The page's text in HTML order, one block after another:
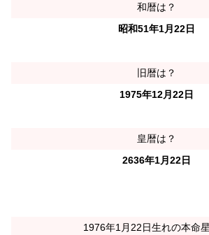
和暦は？
昭和51年1月22日
旧暦は？
1975年12月22日
皇暦は？
2636年1月22日
1976年1月22日生れの本命